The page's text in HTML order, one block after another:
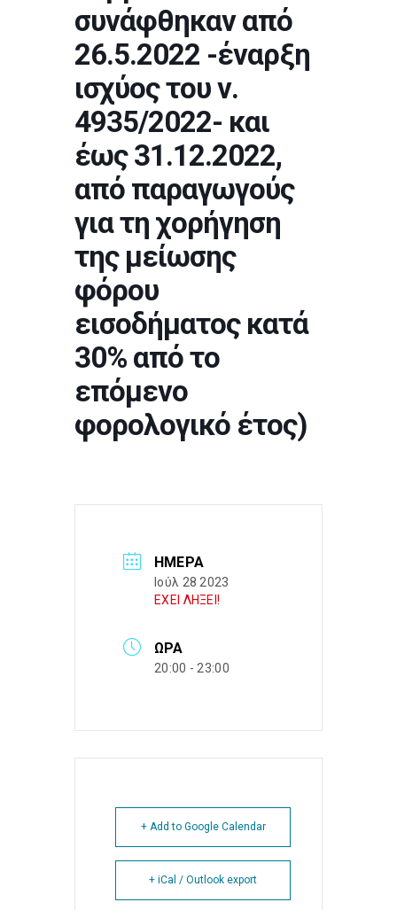
συνάφθηκαν από
26.5.2022 -έναρξη
ισχύος του ν.
4935/2022- και
έως 31.12.2022,
από παραγωγούς
για τη χορήγηση
της μείωσης
φόρου
εισοδήματος κατά
30% από το
επόμενο
φορολογικό έτος)
ΗΜΈΡΑ
Ιούλ 28 2023
ΕΧΕΙ ΛΗΞΕΙ!
ΏΡΑ
20:00 - 23:00
+ Add to Google Calendar
+ iCal / Outlook export